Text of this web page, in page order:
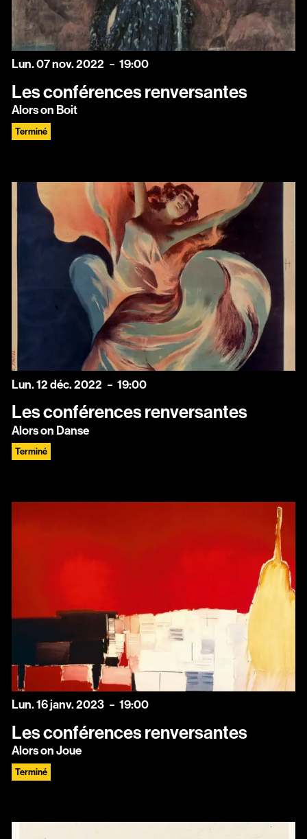
lundi
Lun.07novembre
nov.2022 19:00
Les conférences renversantes
Alors on Boit
Terminé
lundi
Lun.12décembre
déc.2022 19:00
Les conférences renversantes
Alors on Danse
Terminé
lundi
Lun.16janvier
janv.2023 19:00
Les conférences renversantes
Alors on Joue
Terminé